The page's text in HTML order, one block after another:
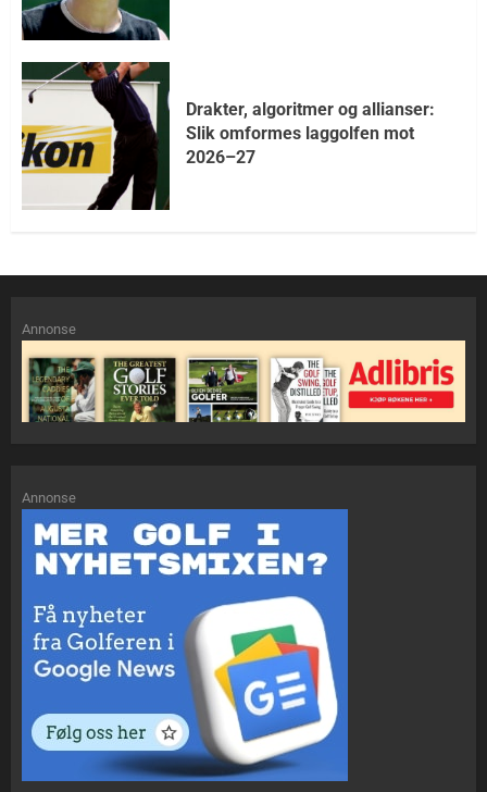
Drakter, algoritmer og allianser:
Slik omformes laggolfen mot
2026–27
Annonse
Annonse